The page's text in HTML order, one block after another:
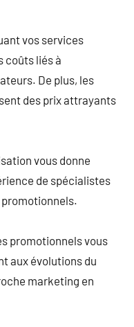
vos services
coûts liés à
De plus, les
des prix attrayants
vous donne
de spécialistes
promotionnels vous
aux évolutions du
marketing en